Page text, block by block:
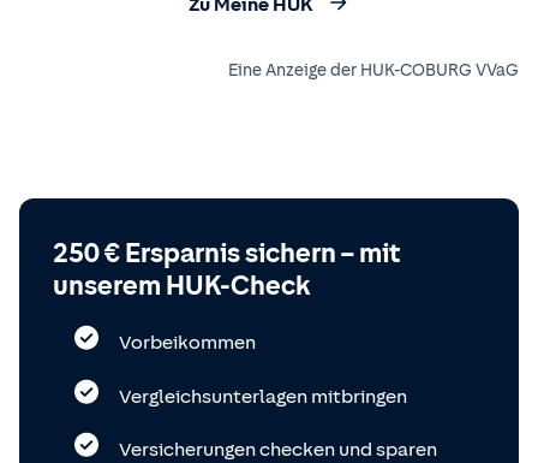
Zu Meine HUK
Eine Anzeige der HUK-COBURG VVaG
250 € Ersparnis sichern – mit
unserem HUK-Check
Vorbeikommen
Vergleichsunterlagen mitbringen
Versicherungen checken und sparen